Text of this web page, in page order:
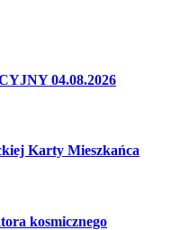
04.08.2026
Karty Mieszkańca
kosmicznego